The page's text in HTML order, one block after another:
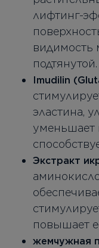
лифтинг-
видимость
подтянутой.
Imudilin
эластина,
уменьшает
Экстракт
повышает
жемчужная